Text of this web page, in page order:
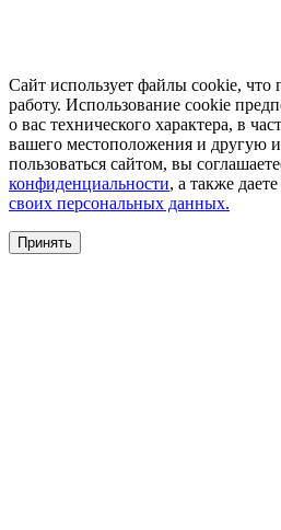
Сайт использует файлы cookie, что
работу. Использование cookie
о вас технического характера, в
вашего местоположения и другую
пользоваться сайтом, вы
конфиденциальности, а также
своих персональных данных.
Принять